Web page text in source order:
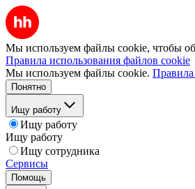
Мы используем файлы cookie, чтобы
Правила использования файлов cookie
Мы используем файлы cookie. Правила
Понятно
Ищу работу
Ищу работу
Ищу работу
Ищу сотрудника
Сервисы
Помощь